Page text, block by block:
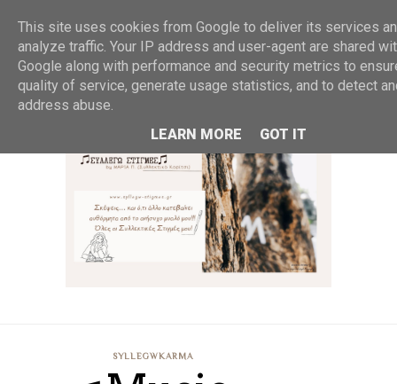
MENU
SYLLEGWKARMA
This site uses cookies from Google to deliver its services
analyze traffic. Your IP address and user-agent are shared
Google along with performance and security metrics to
quality of service, generate usage statistics, and to detect
address abuse.
LEARN MORE
GOT IT